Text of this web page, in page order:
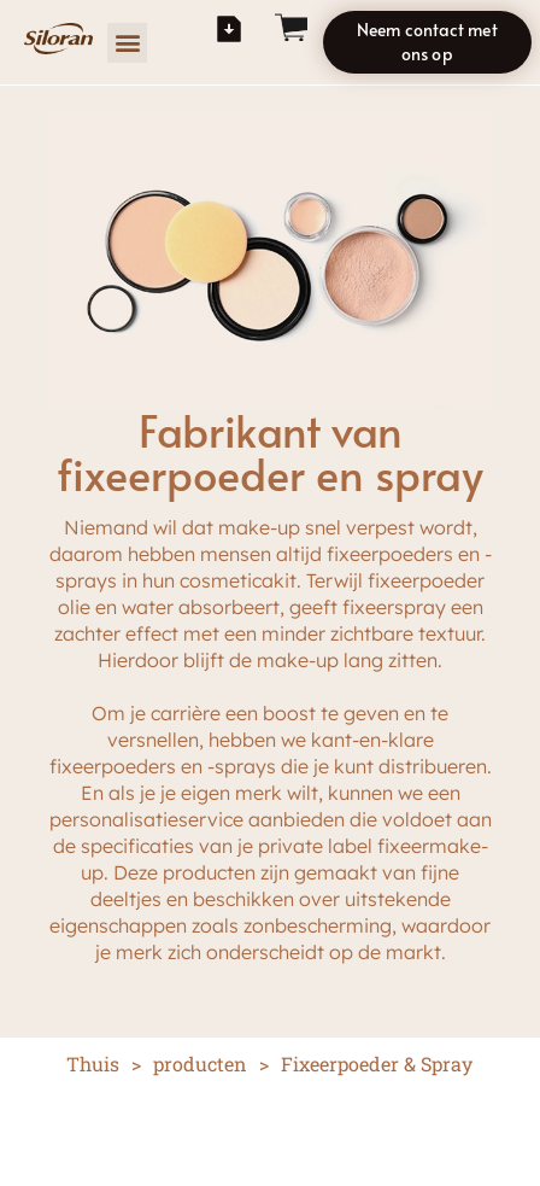
Neem contact met
ons op
Fabrikant van
fixeerpoeder en spray
Niemand wil dat make-up snel verpest wordt,
daarom hebben mensen altijd fixeerpoeders en -
sprays in hun cosmeticakit. Terwijl fixeerpoeder
olie en water absorbeert, geeft fixeerspray een
zachter effect met een minder zichtbare textuur.
Hierdoor blijft de make-up lang zitten.
Om je carrière een boost te geven en te
versnellen, hebben we kant-en-klare
fixeerpoeders en -sprays die je kunt distribueren.
En als je je eigen merk wilt, kunnen we een
personalisatieservice aanbieden die voldoet aan
de specificaties van je private label fixeermake-
up. Deze producten zijn gemaakt van fijne
deeltjes en beschikken over uitstekende
eigenschappen zoals zonbescherming, waardoor
je merk zich onderscheidt op de markt.
Thuis > producten > Fixeerpoeder & Spray